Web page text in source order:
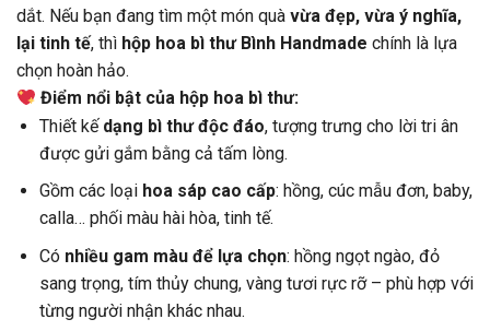
dắt. Nếu bạn đang tìm một món quà vừa đẹp, vừa ý nghĩa,
lại tinh tế, thì hộp hoa bì thư Bình Handmade chính là lựa
chọn hoàn hảo.
Điểm nổi bật của hộp hoa bì thư:
Thiết kế dạng bì thư độc đáo, tượng trưng cho lời tri ân
được gửi gắm bằng cả tấm lòng.
Gồm các loại hoa sáp cao cấp: hồng, cúc mẫu đơn, baby,
calla… phối màu hài hòa, tinh tế.
Có nhiều gam màu để lựa chọn: hồng ngọt ngào, đỏ
sang trọng, tím thủy chung, vàng tươi rực rỡ – phù hợp với
từng người nhận khác nhau.